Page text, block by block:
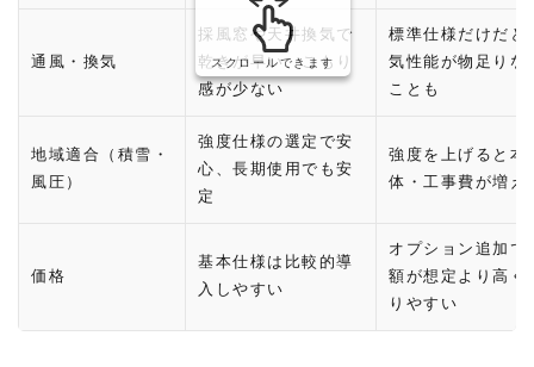
通風・換気
採風窓や天井換気で
乾きが早い、こもり
感が少ない
標準仕様だけだと
気性能が物足りな
ことも
地域適合（積雪・
風圧）
強度仕様の選定で安
心、長期使用でも安
定
強度を上げると本
体・工事費が増え
価格
基本仕様は比較的導
入しやすい
オプション追加で
額が想定より高く
りやすい
スクロールできます